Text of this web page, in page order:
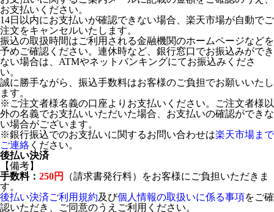
お支払いください。
14日以内にお支払いが確認できない場合、楽天市場が自動でご
注文をキャンセルいたします。
振込の取扱時間はご利用される金融機関のホームページなどを
予めご確認ください。連休時など、銀行窓口でお振込みができ
ない場合は、ATMやネットバンキングにてお振込みくださ
い。
誠に勝手ながら、振込手数料はお客様のご負担でお願いいたし
ます。
※ご注文者様名義の口座よりお支払いください。ご注文者様以
外の名義でお支払いいただいた場合、お支払いの確認ができな
い場合がございます。
※銀行振込でのお支払いに関するお問い合わせは楽天市場まで
ご連絡 ください。
後払い決済
【備考】
手数料： 250円
（請求書発行料）をお客様にご負担いただきま
す。
後払い決済ご利用規約及び個人情報の取扱いに係る事項をご確
認いただき、ご同意のうえご利用ください。